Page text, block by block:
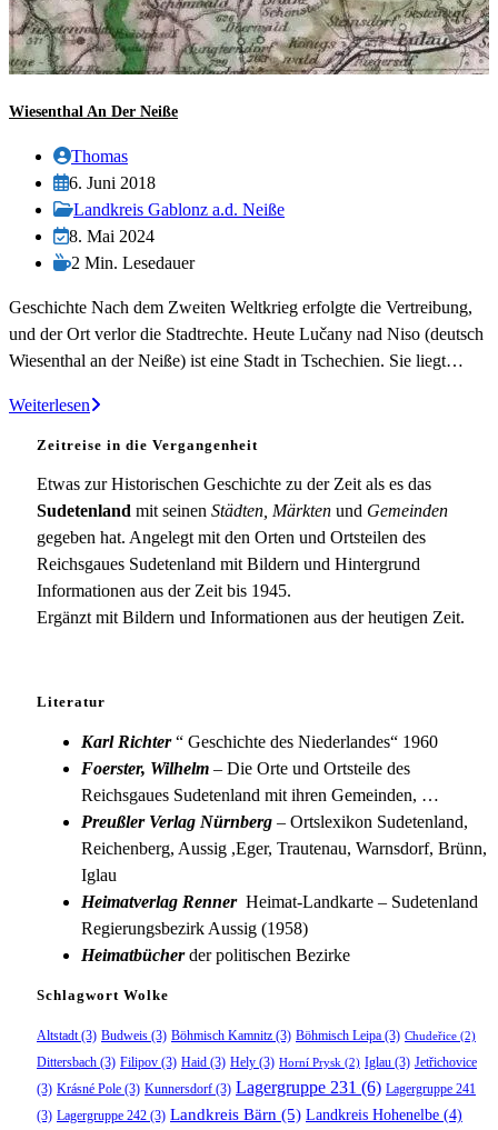
Wiesenthal An Der Neiße
Beitrags-
Autor:
Thomas
Beitrag
veröffentlicht:
6. Juni 2018
Beitrags-
Kategorie:
Landkreis Gablonz a.d. Neiße
Beitrag
zuletzt
am:
8. Mai 2024
Lesedauer:
2 Min. Lesedauer
Geschichte Nach dem Zweiten Weltkrieg erfolgte die Vertreibung,
und der Ort verlor die Stadtrechte. Heute Lučany nad Niso (deutsch
Wiesenthal an der Neiße) ist eine Stadt in Tschechien. Sie liegt…
WeiterlesenWiesenthal
Neiße
Zeitreise in die Vergangenheit
Etwas zur Historischen Geschichte zu der Zeit als es das
Sudetenland mit seinen Städten, Märkten und Gemeinden
gegeben hat. Angelegt mit den Orten und Ortsteilen des
Reichsgaues Sudetenland mit Bildern und Hintergrund
Informationen aus der Zeit bis 1945.
Ergänzt mit Bildern und Informationen aus der heutigen Zeit.
Literatur
Karl Richter“ Geschichte des Niederlandes“ 1960
Foerster, Wilhelm – Die Orte und Ortsteile des
Reichsgaues Sudetenland mit ihren Gemeinden, …
Preußler Verlag Nürnberg – Ortslexikon Sudetenland,
Reichenberg, Aussig ,Eger, Trautenau, Warnsdorf, Brünn,
Iglau
Heimatverlag Renner Heimat-Landkarte – Sudetenland
Regierungsbezirk Aussig (1958)
Heimatbücherder politischen Bezirke
Schlagwort Wolke
Altstadt(3) Budweis (3) Böhmisch Kamnitz (3) Böhmisch Leipa (3) Chudeřice (2)
Dittersbach (3) Filipov (3) Haid (3) Hely (3) Horní Prysk (2) Iglau (3) Jetřichovice
(3) Krásné Pole (3) Kunnersdorf (3) Lagergruppe 231 (6) Lagergruppe 241
(3) Lagergruppe 242 (3) Landkreis Bärn (5) Landkreis Hohenelbe (4)